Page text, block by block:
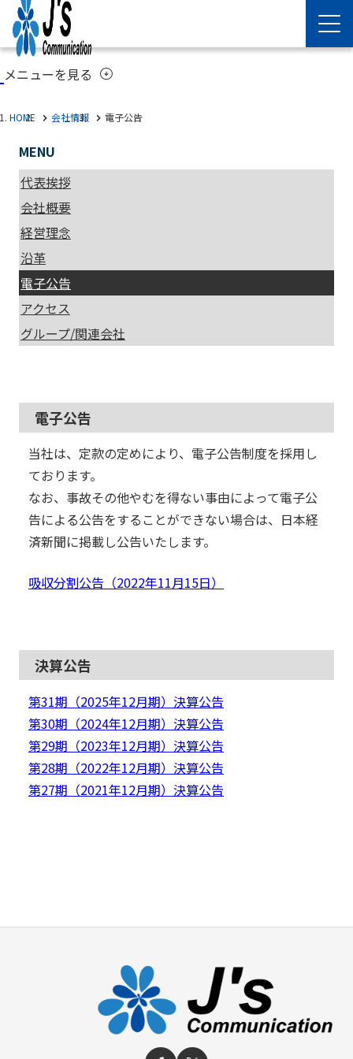
メニューを見る arrow_circle_down
HOME 会社情報 電子公告
MENU
代表挨拶
会社概要
経営理念
沿革
電子公告
アクセス
グループ/関連会社
電子公告
当社は、定款の定めにより、電子公告制度を採用し
ております。
なお、事故その他やむを得ない事由によって電子公
告による公告をすることができない場合は、日本経
済新聞に掲載し公告いたします。
吸収分割公告（2022年11月15日）
決算公告
第31期（2025年12月期）決算公告
第30期（2024年12月期）決算公告
第29期（2023年12月期）決算公告
第28期（2022年12月期）決算公告
第27期（2021年12月期）決算公告